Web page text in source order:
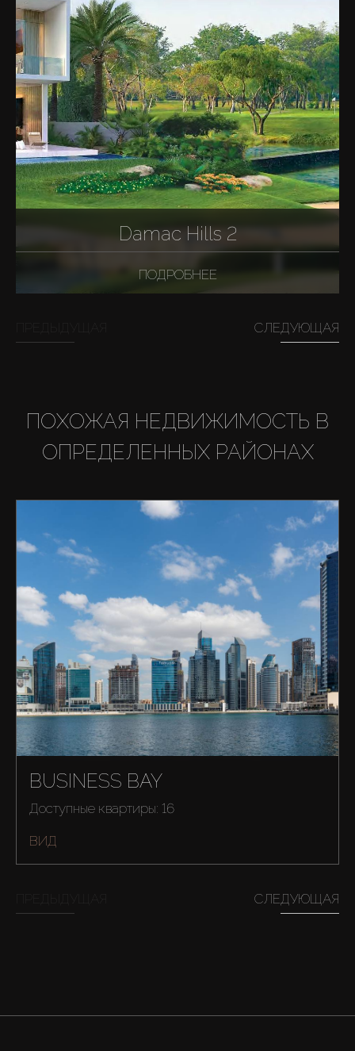
Damac Hills 2
ПОДРОБНЕЕ
СЛЕДУЮЩАЯ
ПОХОЖАЯ НЕДВИЖИМОСТЬ В
ОПРЕДЕЛЕННЫХ РАЙОНАХ
BUSINESS BAY
Доступные квартиры: 16
ВИД
СЛЕДУЮЩАЯ